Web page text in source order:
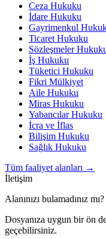
Ceza Hukuku
İdare Hukuku
Gayrimenkul
Ticaret Hukuku
Sözleşmeler
İş Hukuku
Tüketici Hukuku
Fikri Mülkiyet
Aile Hukuku
Miras Hukuku
Yabancılar Hukuku
İcra ve İflas
Bilişim Hukuku
Sağlık Hukuku
Tüm faaliyet alanları →
İletişim
Alanınızı bulamadınız mı?
Dosyanıza uygun bir ön
geçebilirsiniz.